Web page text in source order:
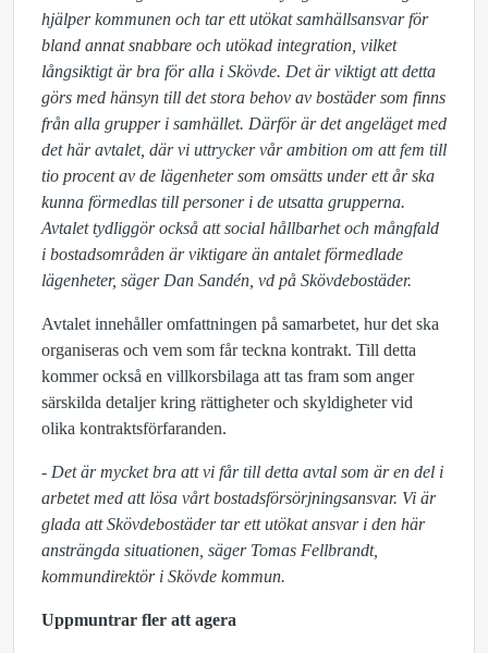
hjälper kommunen och tar ett utökat samhällsansvar för
bland annat snabbare och utökad integration, vilket
långsiktigt är bra för alla i Skövde. Det är viktigt att detta
görs med hänsyn till det stora behov av bostäder som finns
från alla grupper i samhället. Därför är det angeläget med
det här avtalet, där vi uttrycker vår ambition om att fem till
tio procent av de lägenheter som omsätts under ett år ska
kunna förmedlas till personer i de utsatta grupperna.
Avtalet tydliggör också att social hållbarhet och mångfald
i bostadsområden är viktigare än antalet förmedlade
lägenheter, säger Dan Sandén, vd på Skövdebostäder.
Avtalet innehåller omfattningen på samarbetet, hur det ska
organiseras och vem som får teckna kontrakt. Till detta
kommer också en villkorsbilaga att tas fram som anger
särskilda detaljer kring rättigheter och skyldigheter vid
olika kontraktsförfaranden.
- Det är mycket bra att vi får till detta avtal som är en del i
arbetet med att lösa vårt bostadsförsörjningsansvar. Vi är
glada att Skövdebostäder tar ett utökat ansvar i den här
ansträngda situationen, säger Tomas Fellbrandt,
kommundirektör i Skövde kommun.
Uppmuntrar fler att agera